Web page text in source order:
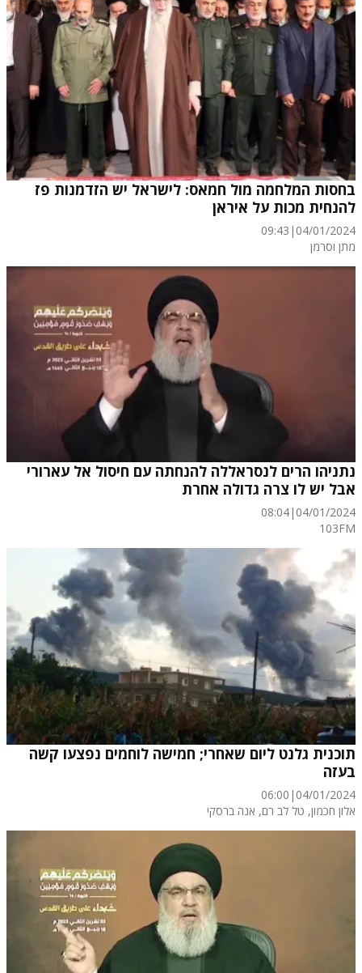
בחסות המלחמה מול חמאס: לישראל יש הזדמנות פז
להנחית מכות על איראן
04/01/2024
|
09:43
מתן וסרמן
נתניהו הרים לנסראללה להנחתה עם חיסול אל עארורי
אבל יש לו צרה גדולה אחרת
04/01/2024
|
08:04
103FM
תוכנית גלנט ליום שאחרי; חמישה לוחמים נפצעו קשה
בעזה
04/01/2024
|
06:00
אלון חכמון, טל לב רם, אנה ברסקי